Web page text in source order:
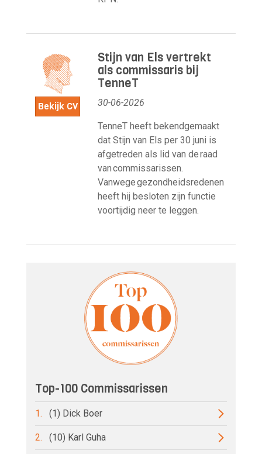
Bekijk CV
Stijn van Els vertrekt
als commissaris bij
TenneT
30-06-2026
TenneT heeft bekendgemaakt
dat Stijn van Els per 30 juni is
afgetreden als lid van de raad
van commissarissen.
Vanwege gezondheidsredenen
heeft hij besloten zijn functie
voortijdig neer te leggen.
Top-100 Commissarissen
1. (1) Dick Boer
2. (10) Karl Guha